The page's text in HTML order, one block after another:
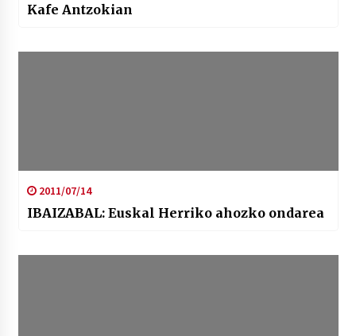
Kafe Antzokian
2011/07/14
IBAIZABAL: Euskal Herriko ahozko ondarea